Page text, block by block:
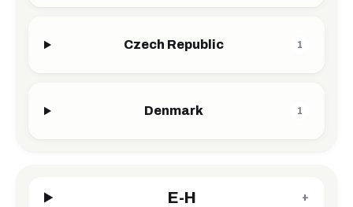
Czech Republic 1
Denmark 1
E-H +